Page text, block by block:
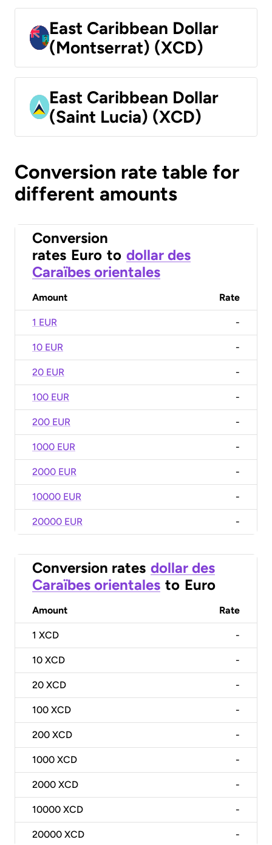
East Caribbean Dollar
(Montserrat) (XCD)
East Caribbean Dollar
(Saint Lucia) (XCD)
Conversion rate table for
different amounts
Conversion
rates Euro to dollar des
Caraïbes orientales
Amount Rate
1 EUR -
10 EUR -
20 EUR -
100 EUR -
200 EUR -
1000 EUR -
2000 EUR -
10000 EUR -
20000 EUR -
Conversion rates dollar des
Caraïbes orientales to Euro
Amount Rate
1 XCD -
10 XCD -
20 XCD -
100 XCD -
200 XCD -
1000 XCD -
2000 XCD -
10000 XCD -
20000 XCD -